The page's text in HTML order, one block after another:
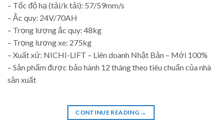
– Tốc độ hạ (tải/k tải): 57/59mm/s
– Ắc quy: 24V/70AH
– Trọng lượng ắc quy: 48kg
– Trọng lượng xe: 275kg
– Xuất xứ: NICHI-LIFT – Liên doanh Nhật Bản – Mới 100%
– Sản phẩm được bảo hành 12 tháng theo tiêu chuẩn của nhà
sản xuất
CONTINUE READING →